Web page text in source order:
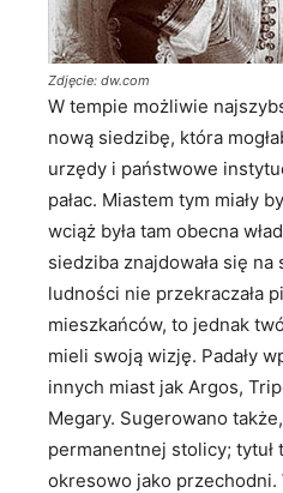
Zdjęcie: dw.com
W tempie możliwie
nową siedzibę, która
urzędy i państwowe
pałac. Miastem tym miały
wciąż była tam obecna
siedziba znajdowała się
ludności nie przekraczała
mieszkańców, to jednak
mieli swoją wizję. Padały
innych miast jak Argos,
Megary. Sugerowano
permanentnej stolicy; tytuł
okresowo jako